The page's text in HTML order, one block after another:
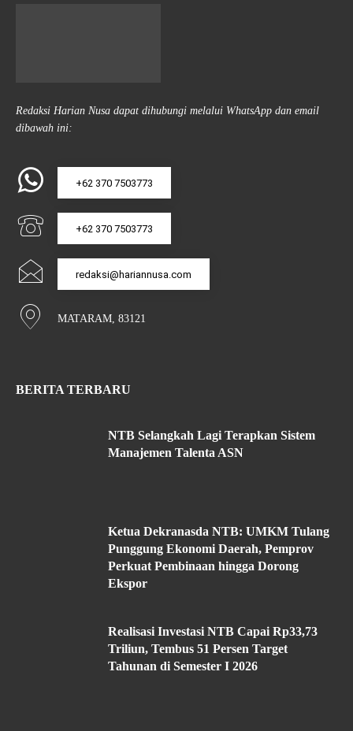
Redaksi Harian Nusa dapat dihubungi melalui WhatsApp dan email
dibawah ini:
+62 370 7503773
+62 370 7503773
redaksi@hariannusa.com
MATARAM, 83121
BERITA TERBARU
NTB Selangkah Lagi Terapkan Sistem
Manajemen Talenta ASN
Ketua Dekranasda NTB: UMKM Tulang
Punggung Ekonomi Daerah, Pemprov
Perkuat Pembinaan hingga Dorong
Ekspor
Realisasi Investasi NTB Capai Rp33,73
Triliun, Tembus 51 Persen Target
Tahunan di Semester I 2026